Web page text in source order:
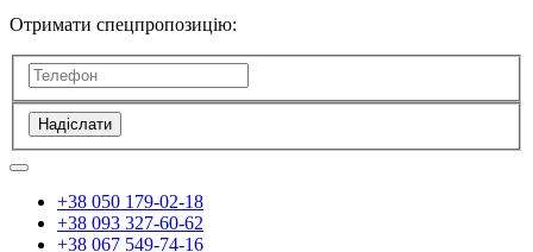
Отримати спецпропозицію:
Надіслати
+38 050 179-02-18
+38 093 327-60-62
+38 067 549-74-16